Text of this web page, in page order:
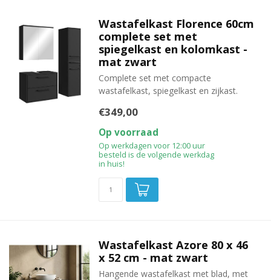
Wastafelkast Florence 60cm
complete set met
spiegelkast en kolomkast -
mat zwart
Complete set met compacte
wastafelkast, spiegelkast en zijkast.
€349,00
Op voorraad
Op werkdagen voor 12:00 uur
besteld is de volgende werkdag
in huis!
Wastafelkast Azore 80 x 46
x 52 cm - mat zwart
Hangende wastafelkast met blad, met